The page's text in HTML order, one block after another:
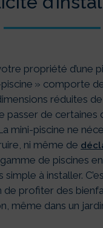
propriété d’une
» comporte
réduites
passer de certaines
mini-piscine ne
ni même de
gamme de piscines
à installer.
profiter des
même dans un